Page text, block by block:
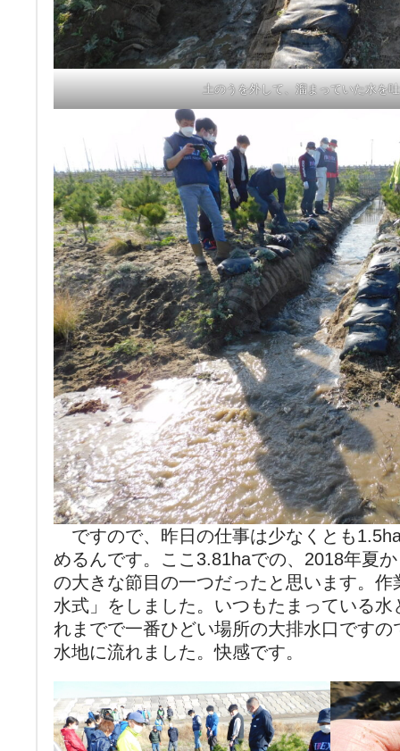
土のうを外して、溜まっていた水を
ですので、昨日の仕事は少なくとも
めるんです。ここ3.81haでの、2018年夏
の大きな節目の一つだったと思います。
水式」をしました。いつもたまっている
れまでで一番ひどい場所の大排水口です
水地に流れました。快感です。